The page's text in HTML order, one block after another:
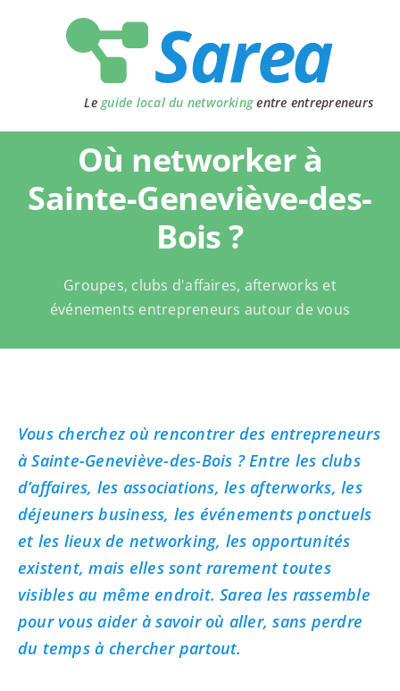
Le guide local du networkingentre entrepreneurs
Où networker à
Sainte-Geneviève-des-
Bois ?
Groupes, clubs d'affaires, afterworks et
événements entrepreneurs autour de vous
Vous cherchez où rencontrer des entrepreneurs
à Sainte-Geneviève-des-Bois ? Entre les clubs
d’affaires, les associations, les afterworks, les
déjeuners business, les événements ponctuels
et les lieux de networking, les opportunités
existent, mais elles sont rarement toutes
visibles au même endroit. Sarea les rassemble
pour vous aider à savoir où aller, sans perdre
du temps à chercher partout.